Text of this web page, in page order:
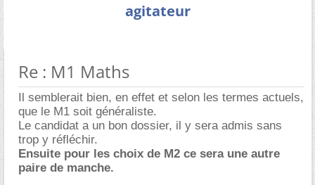
agitateur
Re : M1 Maths
Il semblerait bien, en effet et selon les termes actuels,
que le M1 soit généraliste.
Le candidat a un bon dossier, il y sera admis sans
trop y réfléchir.
Ensuite pour les choix de M2 ce sera une autre
paire de manche.